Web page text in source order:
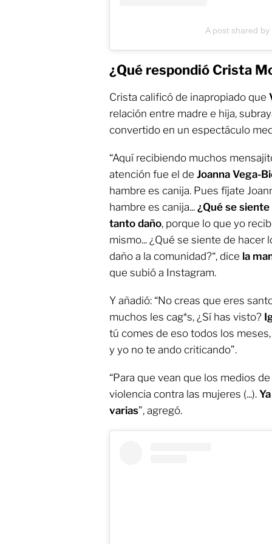
A post shared
¿Qué respondió Crista
Crista calificó de inapropiado que
relación entre madre e hija,
convertido en un espectáculo
“Aquí recibiendo muchos
atención fue el de Joanna Vega-
hambre es canija. Pues fíjate
hambre es canija... ¿Qué se
tanto daño, porque lo que yo
mismo... ¿Qué se siente de hacer
daño a la comunidad?“, dice la
que subió a Instagram.
Y añadió: “No creas que eres
muchos les cag*s, ¿Sí has visto?
tú comes de eso todos los
y yo no te ando criticando”.
“Para que vean que los medios
violencia contra las mujeres (...).
varias”, agregó.